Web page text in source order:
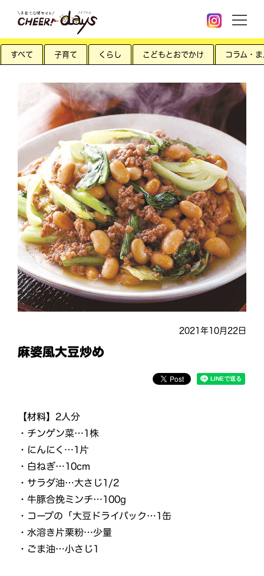
すべて 子育て くらし こどもとおでかけ コラム・
2021年10月22日
麻婆風大豆炒め
【材料】 2人分
・チンゲン菜…1株
・にんにく…1片
・白ねぎ…10cm
・サラダ油…大さじ1/2
・牛豚合挽ミンチ…100g
・コープの「大豆ドライパック…1缶
・水溶き片栗粉…少量
・ごま油…小さじ1